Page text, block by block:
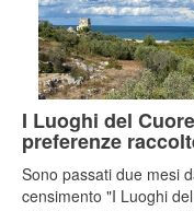
I Luoghi del
preferenze
Sono passati due mesi
censimento "I Luoghi